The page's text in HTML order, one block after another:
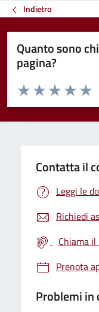
Indietro
Quanto sono
pagina?
Valuta da 1 a 5 stelle la
Valuta
Valuta 3
Valuta 2 stelle
Valuta 1 stelle su 5
Contatta il
Leggi le
Richiedi
Chiama
Prenota
Problemi in